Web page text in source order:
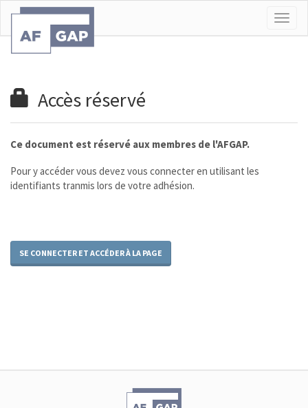
Accès réservé
Ce document est réservé aux membres de l'AFGAP.
Pour y accéder vous devez vous connecter en utilisant les
identifiants tranmis lors de votre adhésion.
SE CONNECTER ET ACCÉDER À LA PAGE